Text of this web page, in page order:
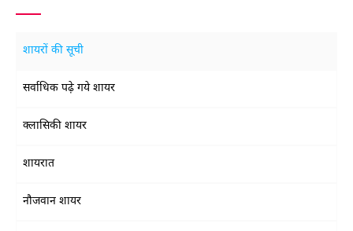
शायरों की सूची
सर्वाधिक पढ़े गये शायर
क्लासिकी शायर
शायरात
नौजवान शायर